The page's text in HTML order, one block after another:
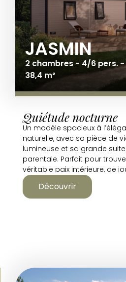
JASMIN
2 chambres - 4/6 pers. -
38,4 m²
Quiétude nocturne
Un modèle spacieux à
naturelle, avec sa pièce de
lumineuse et sa grande suite
parentale. Parfait pour
véritable paix intérieure, de
comme de nuit.
Découvrir